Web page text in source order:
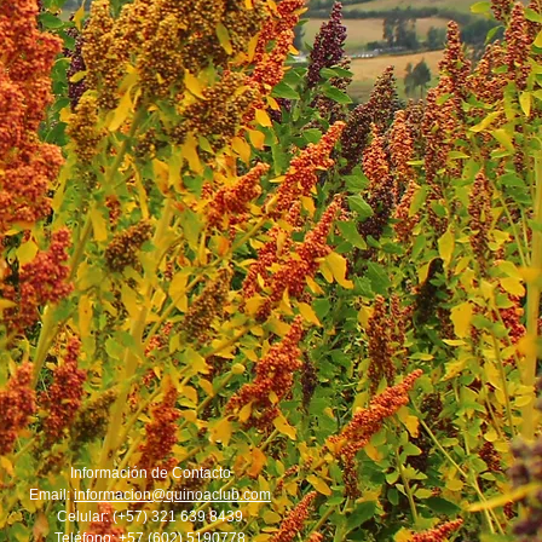
Información de Contacto
Email:informacion@quinoaclub.com
Celular: (+57) 321 639 8439